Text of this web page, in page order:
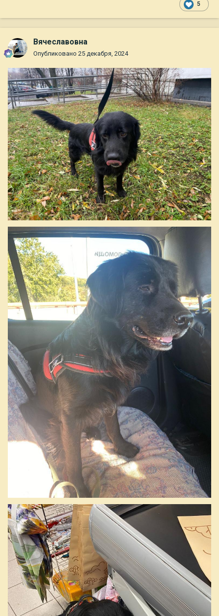
5
Вячеславовна
Опубликовано 25 декабря, 2024